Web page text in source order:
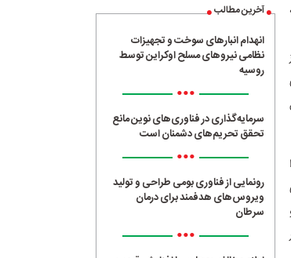
آخرین مطالب
انهدام انبارهای سوخت و تجهیزات
نظامی نیروهای مسلح اوکراین توسط
روسیه
•••
سرمایه‌گذاری در فناوری‌های نوین مانع
تحقق تحریم‌های دشمنان است
•••
رونمایی از فناوری بومی طراحی و تولید
ویروس‌های هدفمند برای درمان
سرطان
•••